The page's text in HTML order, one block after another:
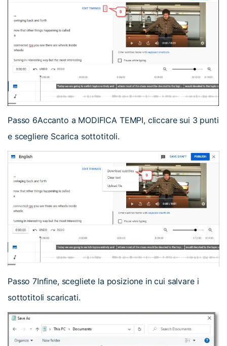
Passo 6Accanto a MODIFICA TEMPI, cliccare sui 3 punti
e scegliere Scarica sottotitoli.
Passo 7Infine, scegliete la posizione in cui salvare i
sottotitoli scaricati.